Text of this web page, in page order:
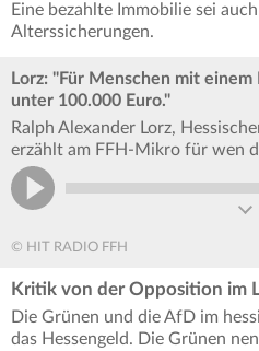
Eine bezahlte Immobilie sei
Alterssicherungen.
Lorz: "Für Menschen mit
unter 100.000 Euro."
Ralph Alexander Lorz,
erzählt am FFH-Mikro für wen
© HIT RADIO FFH
Kritik von der Opposition im
Die Grünen und die AfD im
das Hessengeld. Die Grünen